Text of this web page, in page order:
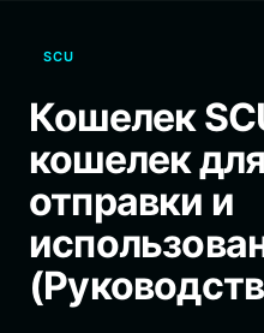
繁體中文
Bahasa Indonesia
ภาษาไทย
Español
Português (Brasil)
Español (Argentina)
SCU
Кошелек
кошелек
отправки и